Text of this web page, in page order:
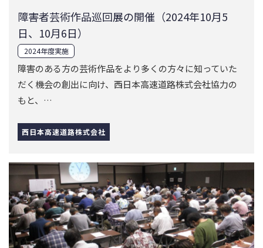
障害者芸術作品巡回展の開催（2024年10月5
日、10月6日）
2024年度実施
障害のある方の芸術作品をより多くの方々に知っていた
だく機会の創出に向け、西日本高速道路株式会社協力の
もと、…
西日本高速道路株式会社